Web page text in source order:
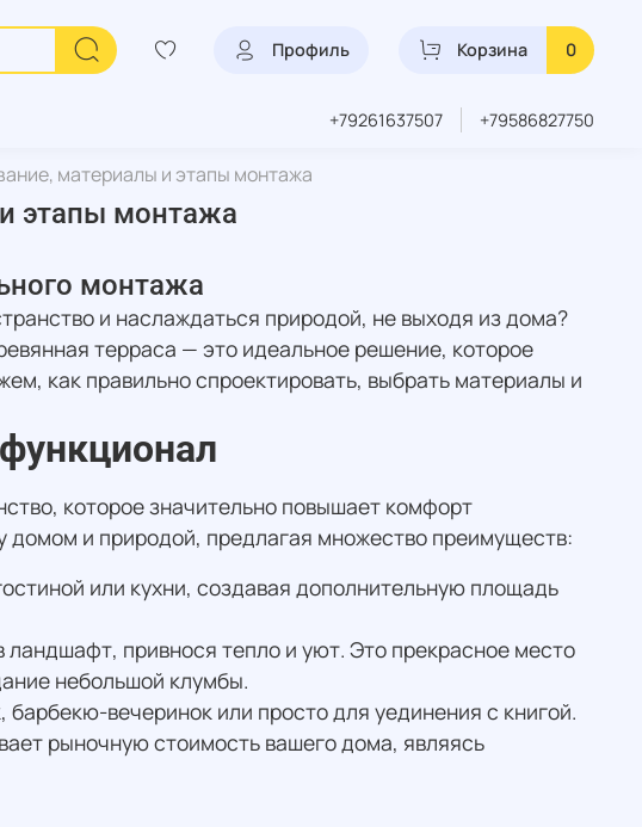
Профиль Корзина 0
+79261637507 +79586827750
материалы и этапы монтажа
этапы монтажа
монтажа
и наслаждаться природой, не выходя из дома?
терраса — это идеальное решение, которое
как правильно спроектировать, выбрать материалы и
которое значительно повышает комфорт
домом и природой, предлагая множество преимуществ:
или кухни, создавая дополнительную площадь
привнося тепло и уют. Это прекрасное место
небольшой клумбы.
вечеринок или просто для уединения с книгой.
рыночную стоимость вашего дома, являясь